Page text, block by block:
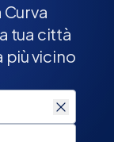
tua città
più vicino